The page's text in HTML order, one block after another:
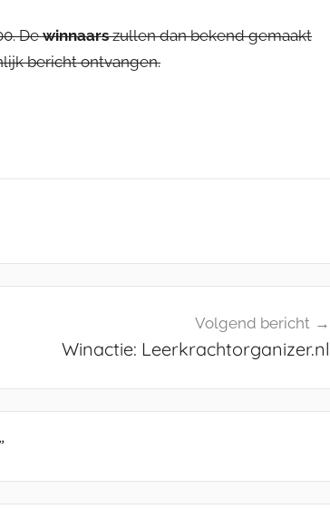
Dewinnaarszullen dan bekend gemaakt
bericht ontvangen.
Volgend bericht
Winactie: Leerkrachtorganizer.nl